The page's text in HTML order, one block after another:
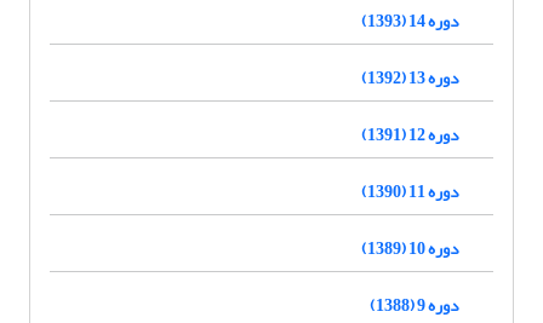
دوره 14 (1393)
دوره 13 (1392)
دوره 12 (1391)
دوره 11 (1390)
دوره 10 (1389)
دوره 9 (1388)